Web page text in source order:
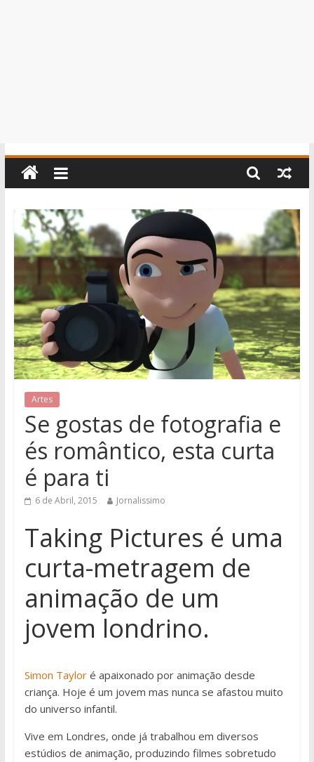
Artes
Se gostas de fotografia e
és romântico, esta curta
é para ti
6 de Abril, 2015 Jornalissimo
Taking Pictures é uma
curta-metragem de
animação de um
jovem londrino.
Simon Tayloré apaixonado por animação desde
criança. Hoje é um jovem mas nunca se afastou muito
do universo infantil.
Vive em Londres, onde já trabalhou em diversos
estúdios de animação, produzindo filmes sobretudo